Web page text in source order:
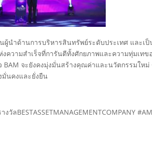
ผู้นำด้านการบริหารสินทรัพย์ระดับประเทศ และเ
งความสำเร็จที่การันตีทั้งศักยภาพและความทุ่มเ
BAM จะยังคงมุ่งมั่นสร้างคุณค่าและนวัตกรรมให
มั่นคงและยั่งยืน
วัลBESTASSETMANAGEMENTCOMPANY